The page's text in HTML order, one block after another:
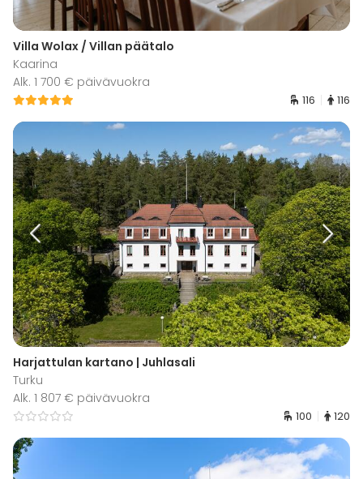
Villa Wolax / Villan päätalo
Kaarina
Alk. 1 700 € päivävuokra
116 116
Harjattulan kartano | Juhlasali
Turku
Alk. 1 807 € päivävuokra
100 120